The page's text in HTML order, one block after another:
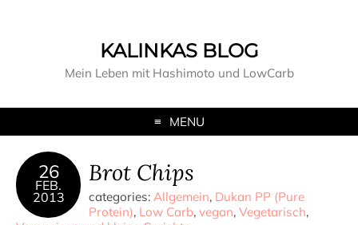
KALINKAS BLOG
Mein Leben mit Hashimoto und LowCarb
MENU
26
FEB.
2013
Brot Chips
categories: Allgemein, Dukan PP (Pure
Protein), Low Carb, vegan, Vegetarisch,